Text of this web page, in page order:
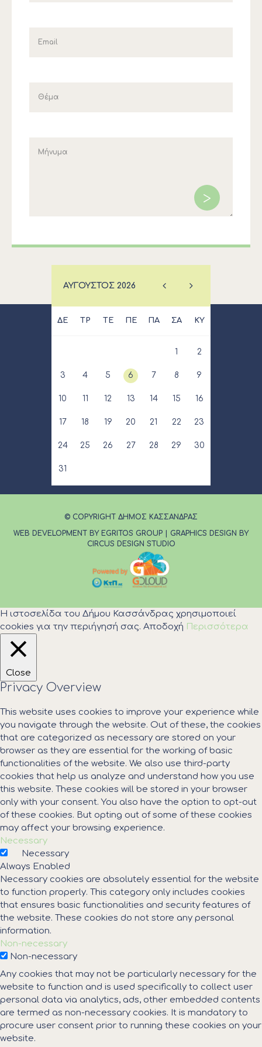
ΑΎΓΟΥΣΤΟΣ 2026
ΔΕ ΤΡ ΤΕ ΠΕ ΠΑ ΣΑ ΚΥ
1 2
3 4 5 6 7 8 9
10 11 12 13 14 15 16
17 18 19 20 21 22 23
24 25 26 27 28 29 30
31
© COPYRIGHT ΔΗΜΟΣ ΚΑΣΣΑΝΔΡΑΣ
WEB DEVELOPMENT BY EGRITOS GROUP
GRAPHICS DESIGN BY
CIRCUS DESIGN STUDIO
Η ιστοσελίδα του Δήμου Κασσάνδρας χρησιμοποιεί
cookies για την περιήγησή σας. Αποδοχή Περισσότερα
Close
Privacy Overview
This website uses cookies to improve your experience while
you navigate through the website. Out of these, the cookies
that are categorized as necessary are stored on your
browser as they are essential for the working of basic
functionalities of the website. We also use third-party
cookies that help us analyze and understand how you use
this website. These cookies will be stored in your browser
only with your consent. You also have the option to opt-out
of these cookies. But opting out of some of these cookies
may affect your browsing experience.
Necessary
Necessary
Always Enabled
Necessary cookies are absolutely essential for the website
to function properly. This category only includes cookies
that ensures basic functionalities and security features of
the website. These cookies do not store any personal
information.
Non-necessary
Non-necessary
Any cookies that may not be particularly necessary for the
website to function and is used specifically to collect user
personal data via analytics, ads, other embedded contents
are termed as non-necessary cookies. It is mandatory to
procure user consent prior to running these cookies on your
website.